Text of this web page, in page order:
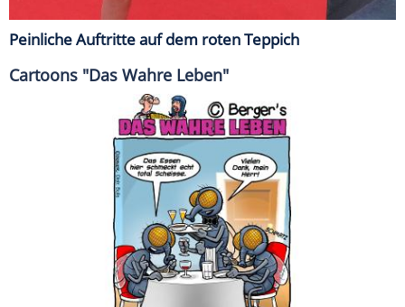
Peinliche Auftritte auf dem roten Teppich
Cartoons "Das Wahre Leben"